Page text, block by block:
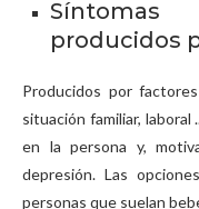
producidos
Producidos por
situación familiar,
en la persona y,
depresión. Las
personas que suelan